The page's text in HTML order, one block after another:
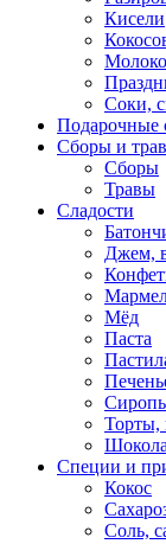
Кисели
Молоко
Соки,
Подарочные
Сборы и
Сборы
Травы
Сладости
Джем,
Мёд
Паста
Торты,
Специи и
Кокос
Соль,